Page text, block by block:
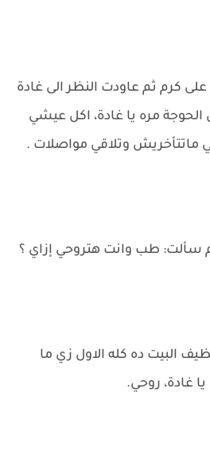
كرم ثم عاودت النظر الى غادة
مره يا غادة، اكل عيشي
ماتتأخريش وتلاقي مواصلات .
سألت: طب وانت هتروحي إزاي ؟
البيت ده كله الاول زي ما
غادة، روحي.